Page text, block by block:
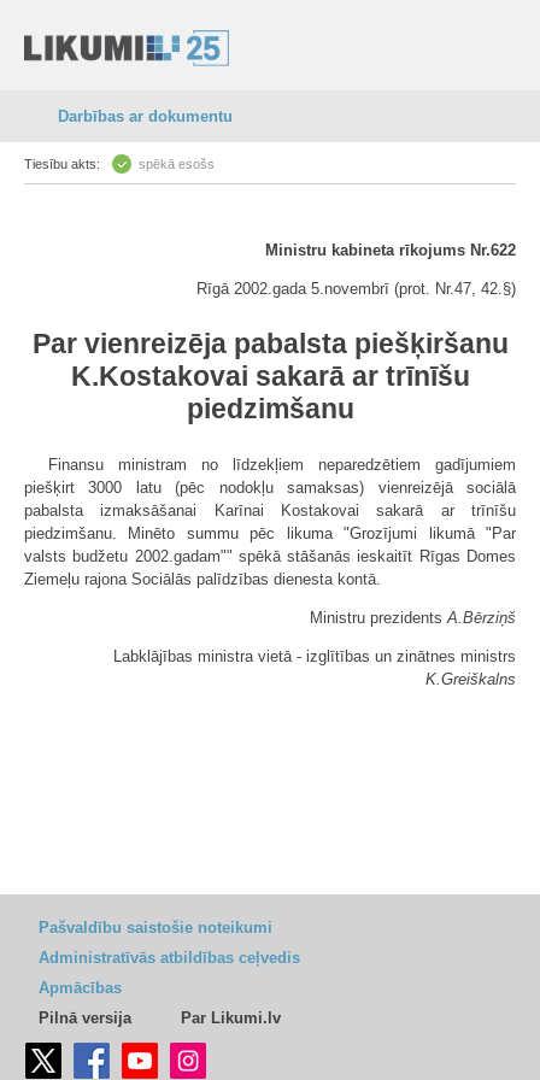
Darbības ar dokumentu
Tiesību akts: spēkā esošs
Ministru kabineta rīkojums Nr.622
Rīgā 2002.gada 5.novembrī (prot. Nr.47, 42.§)
Par vienreizēja pabalsta piešķiršanu
K.Kostakovai sakarā ar trīnīšu
piedzimšanu
Finansu ministram no līdzekļiem neparedzētiem gadījumiem
piešķirt 3000 latu (pēc nodokļu samaksas) vienreizējā sociālā
pabalsta izmaksāšanai Karīnai Kostakovai sakarā ar trīnīšu
piedzimšanu. Minēto summu pēc likuma "Grozījumi likumā "Par
valsts budžetu 2002.gadam"" spēkā stāšanās ieskaitīt Rīgas Domes
Ziemeļu rajona Sociālās palīdzības dienesta kontā.
Ministru prezidentsA.Bērziņš
Labklājības ministra vietā - izglītības un zinātnes ministrs
K.Greiškalns
Pašvaldību saistošie noteikumi
Administratīvās atbildības ceļvedis
Apmācības
Pilnā versija
Par Likumi.lv